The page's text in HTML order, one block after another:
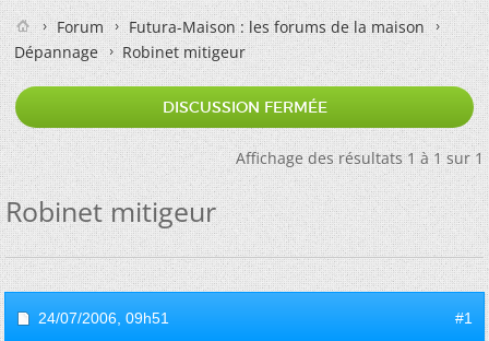
Forum
Futura-Maison : les forums de la maison
Dépannage
Robinet mitigeur
DISCUSSION FERMÉE
Affichage des résultats 1 à 1 sur 1
Robinet mitigeur
24/07/2006, 09h51 #1